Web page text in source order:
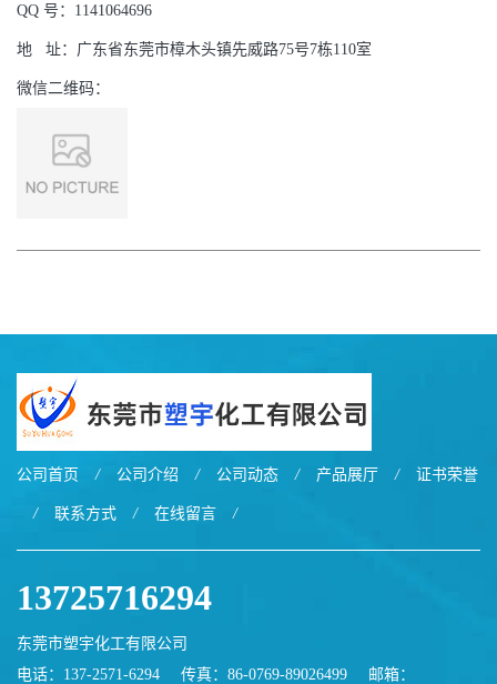
QQ 号： 1141064696
地 址： 广东省东莞市樟木头镇先威路75号7栋110室
微信二维码：
公司首页 / 公司介绍 / 公司动态 / 产品展厅 / 证书荣誉
/ 联系方式 / 在线留言 /
13725716294
东莞市塑宇化工有限公司
电话：137-2571-6294
传真：86-0769-89026499 邮箱：